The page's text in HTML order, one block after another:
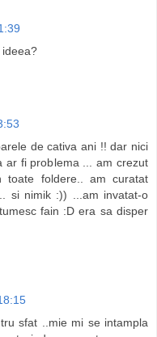
de cativa ani !! dar nici
ar fi problema ... am crezut
foldere.. am curatat
si nimik :)) ...am invatat-o
fain :D era sa disper
sfat ..mie mi se intampla